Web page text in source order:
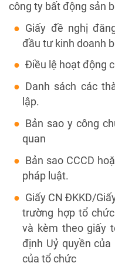
công ty bất động sản
Giấy đề nghị
đầu tư kinh doanh
Điều lệ hoạt động
Danh sách các
lập.
Bản sao y công
quan
Bản sao CCCD
pháp luật.
Giấy CN ĐKKD/
trường hợp tổ
và kèm theo giấy
định Uỷ quyền
của tổ chức